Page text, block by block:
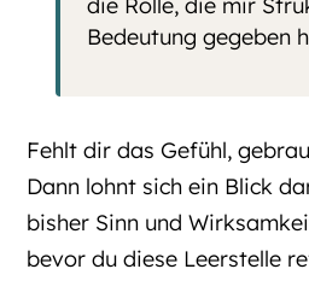
Bedeutung gegeben
Fehlt dir das Gefühl,
Dann lohnt sich ein Blick
bisher Sinn und
bevor du diese Leerstelle